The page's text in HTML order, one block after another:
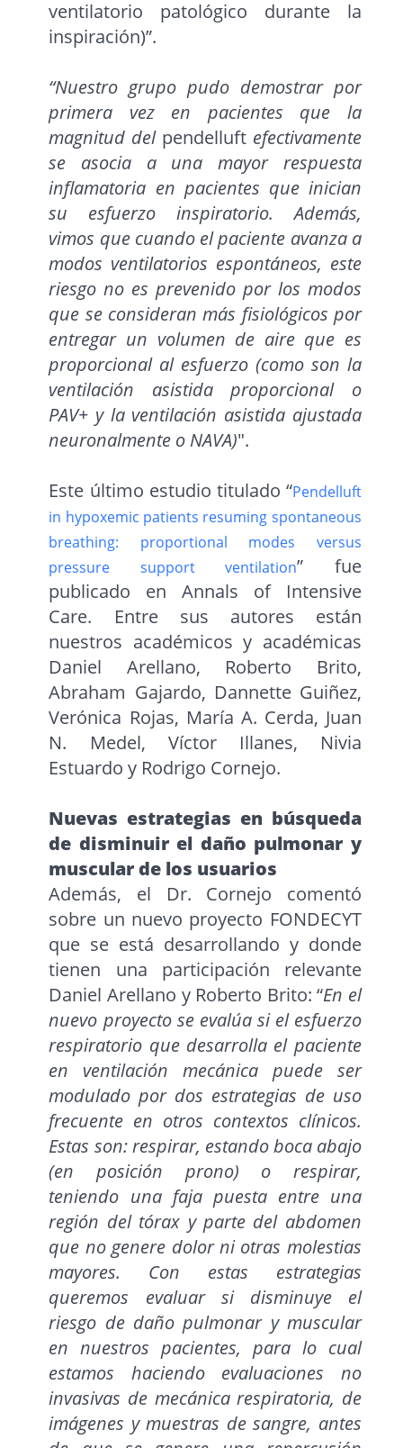
ventilatorio patológico durante la
inspiración)”.
“Nuestro grupo pudo demostrar por
primera vez en pacientes que la
magnitud del pendelluft efectivamente
se asocia a una mayor respuesta
inflamatoria en pacientes que inician
su esfuerzo inspiratorio. Además,
vimos que cuando el paciente avanza a
modos ventilatorios espontáneos, este
riesgo no es prevenido por los modos
que se consideran más fisiológicos por
entregar un volumen de aire que es
proporcional al esfuerzo (como son la
ventilación asistida proporcional o
PAV+ y la ventilación asistida ajustada
neuronalmente o NAVA)".
Este último estudio titulado “Pendelluft
in hypoxemic patients resuming spontaneous
breathing: proportional modes versus
pressure support ventilation” fue
publicado en Annals of Intensive
Care. Entre sus autores están
nuestros académicos y académicas
Daniel Arellano, Roberto Brito,
Abraham Gajardo, Dannette Guiñez,
Verónica Rojas, María A. Cerda, Juan
N. Medel, Víctor Illanes, Nivia
Estuardo y Rodrigo Cornejo.
Nuevas estrategias en búsqueda
de disminuir el daño pulmonar y
muscular de los usuarios
Además, el Dr. Cornejo comentó
sobre un nuevo proyecto FONDECYT
que se está desarrollando y donde
tienen una participación relevante
Daniel Arellano y Roberto Brito: “En el
nuevo proyecto se evalúa si el esfuerzo
respiratorio que desarrolla el paciente
en ventilación mecánica puede ser
modulado por dos estrategias de uso
frecuente en otros contextos clínicos.
Estas son: respirar, estando boca abajo
(en posición prono) o respirar,
teniendo una faja puesta entre una
región del tórax y parte del abdomen
que no genere dolor ni otras molestias
mayores. Con estas estrategias
queremos evaluar si disminuye el
riesgo de daño pulmonar y muscular
en nuestros pacientes, para lo cual
estamos haciendo evaluaciones no
invasivas de mecánica respiratoria, de
imágenes y muestras de sangre, antes